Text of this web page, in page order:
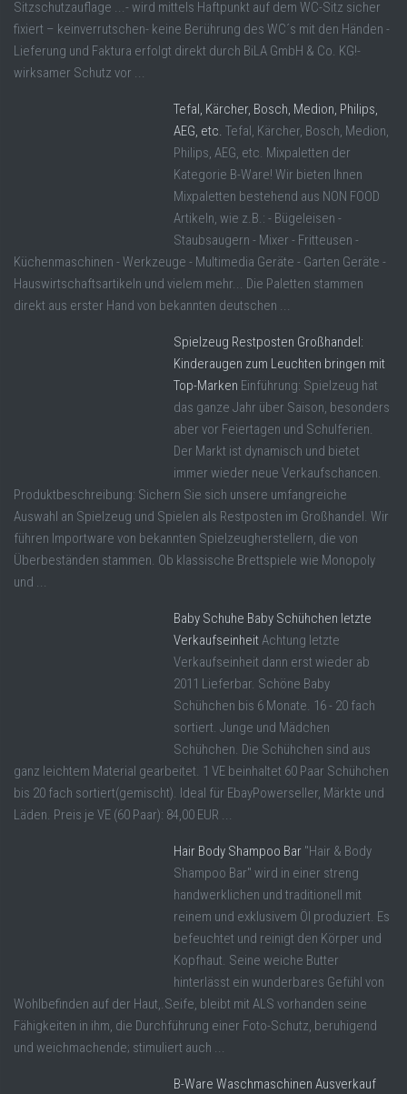
Sitzschutzauflage ...- wird mittels Haftpunkt auf dem WC-Sitz sicher
fixiert – keinverrutschen- keine Berührung des WC´s mit den Händen -
Lieferung und Faktura erfolgt direkt durch BiLA GmbH & Co. KG!-
wirksamer Schutz vor ...
Tefal, Kärcher, Bosch, Medion, Philips,
AEG, etc. Tefal, Kärcher, Bosch, Medion,
Philips, AEG, etc. Mixpaletten der
Kategorie B-Ware! Wir bieten Ihnen
Mixpaletten bestehend aus NON FOOD
Artikeln, wie z.B.: - Bügeleisen -
Staubsaugern - Mixer - Fritteusen -
Küchenmaschinen - Werkzeuge - Multimedia Geräte - Garten Geräte -
Hauswirtschaftsartikeln und vielem mehr... Die Paletten stammen
direkt aus erster Hand von bekannten deutschen ...
Spielzeug Restposten Großhandel:
Kinderaugen zum Leuchten bringen mit
Top-Marken Einführung: Spielzeug hat
das ganze Jahr über Saison, besonders
aber vor Feiertagen und Schulferien.
Der Markt ist dynamisch und bietet
immer wieder neue Verkaufschancen.
Produktbeschreibung: Sichern Sie sich unsere umfangreiche
Auswahl an Spielzeug und Spielen als Restposten im Großhandel. Wir
führen Importware von bekannten Spielzeugherstellern, die von
Überbeständen stammen. Ob klassische Brettspiele wie Monopoly
und ...
Baby Schuhe Baby Schühchen letzte
VerkaufseinheitAchtung letzte
Verkaufseinheit dann erst wieder ab
2011 Lieferbar. Schöne Baby
Schühchen bis 6 Monate. 16 - 20 fach
sortiert. Junge und Mädchen
Schühchen. Die Schühchen sind aus
ganz leichtem Material gearbeitet. 1 VE beinhaltet 60 Paar Schühchen
bis 20 fach sortiert(gemischt). Ideal für EbayPowerseller, Märkte und
Läden. Preis je VE (60 Paar): 84,00 EUR ...
Hair Body Shampoo Bar "Hair & Body
Shampoo Bar" wird in einer streng
handwerklichen und traditionell mit
reinem und exklusivem Öl produziert. Es
befeuchtet und reinigt den Körper und
Kopfhaut. Seine weiche Butter
hinterlässt ein wunderbares Gefühl von
Wohlbefinden auf der Haut,.Seife, bleibt mit ALS vorhanden seine
Fähigkeiten in ihm, die Durchführung einer Foto-Schutz, beruhigend
und weichmachende; stimuliert auch ...
B-Ware Waschmaschinen Ausverkauf